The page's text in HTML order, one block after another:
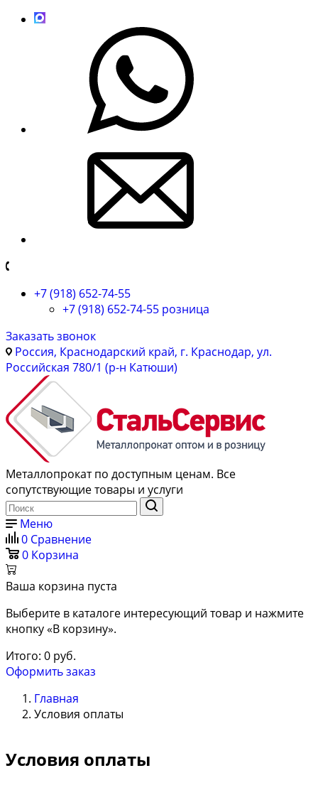
+7 (918) 652-74-55
+7 (918) 652-74-55 розница
Заказать звонок
Россия, Краснодарский край, г. Краснодар, ул.
Российская 780/1 (р-н Катюши)
Металлопрокат по доступным ценам. Все
сопутствующие товары и услуги
Меню
0 Сравнение
0 Корзина
Ваша корзина пуста
Выберите в каталоге интересующий товар и нажмите
кнопку «В корзину».
Итого: 0 руб.
Оформить заказ
Главная
Условия оплаты
Условия оплаты